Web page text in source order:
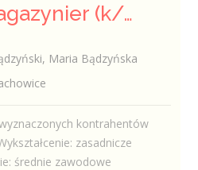
Kierowca-magazynier (k/m)
Maria Bądzyńska
kontrahentów
zasadnicze
średnie zawodowe